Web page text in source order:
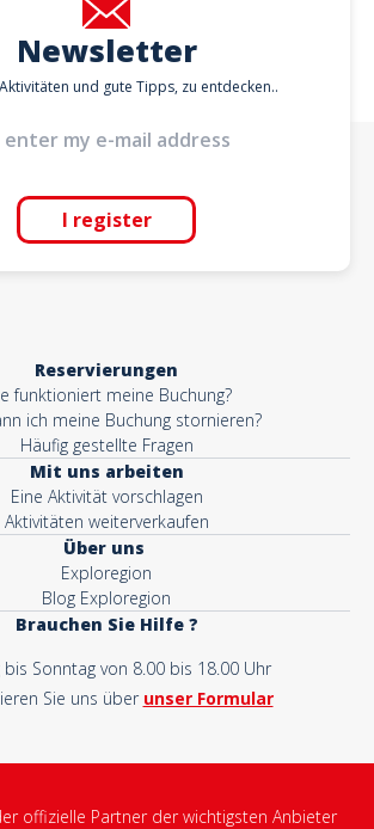
Newsletter
und gute Tipps, zu entdecken..
I register
Reservierungen
funktioniert meine Buchung?
ich meine Buchung stornieren?
Häufig gestellte Fragen
Mit uns arbeiten
Eine Aktivität vorschlagen
Aktivitäten weiterverkaufen
Über uns
Exploregion
Blog Exploregion
Brauchen Sie Hilfe ?
Sonntag von 8.00 bis 18.00 Uhr
Sie uns über unser Formular
offizielle Partner der wichtigsten Anbieter